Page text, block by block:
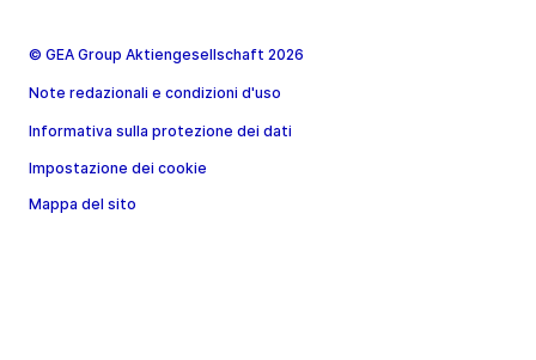
© GEA Group Aktiengesellschaft 2026
Note redazionali e condizioni d'uso
Informativa sulla protezione dei dati
Impostazione dei cookie
Mappa del sito